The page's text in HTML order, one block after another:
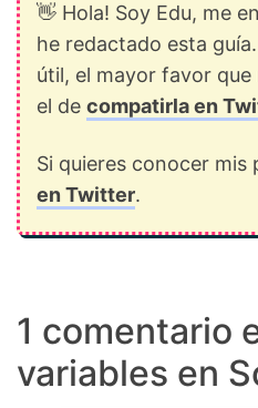
👋 Hola! Soy Edu, me
he redactado esta
útil, el mayor favor
el de compatirla en
Si quieres conocer mis
en Twitter.
1 comentario
variables en